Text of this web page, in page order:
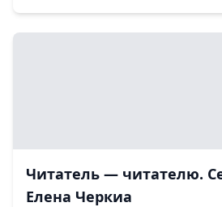
Читатель — читателю.
Елена Черкиа